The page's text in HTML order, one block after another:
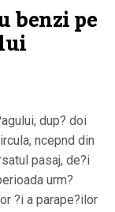
benzi pe
dup? doi
ncepnd din
pasaj, de?i
urm?
?i a parape?ilor